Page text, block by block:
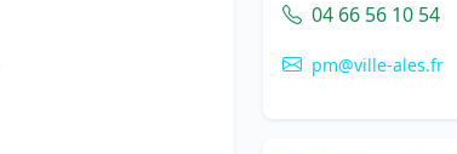
04 66 56 10 54
pm@ville-ales.fr